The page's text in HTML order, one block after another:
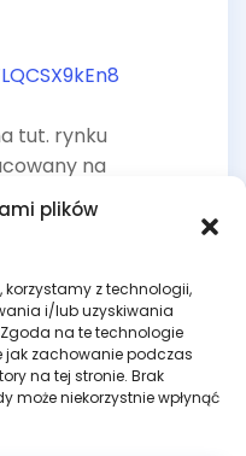
plików
korzystamy z technologii,
i/lub uzyskiwania
na te technologie
jak zachowanie podczas
na tej stronie. Brak
może niekorzystnie wpłynąć
tut. rynku
na
w
ramach Projektu
168/09, które były
Prawa.
kursu była
ankietyzacji
w kursach oraz
kilkunastu